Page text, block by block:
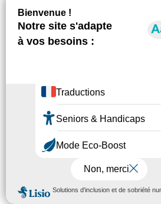
MENU
Bonjour Londres
République
Punta Cana